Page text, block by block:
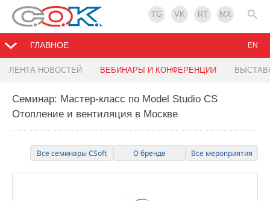
TG VK RT MX
ГЛАВНОЕ
ЛЕНТА НОВОСТЕЙ ВЕБИНАРЫ И КОНФЕРЕНЦИИ
EN
Семинар: Мастер-класс по Model Studio CS
Отопление и вентиляция в Москве
Все семинары CSoft О бренде Все мероприятия